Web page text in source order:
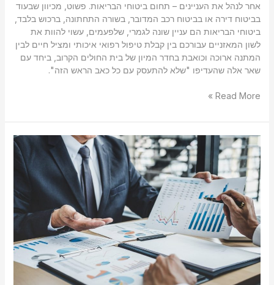
אחר לנהל את העניינים – תחום ביטוחי הבריאות. פשוט, מכיוון שבעוד
בביטוח דירה או בביטוח רכב המדובר, בשורה התחתונה, ברכוש בלבד,
ביטוחי הבריאות הם עניין שונה לגמרי, שלפעמים, עשוי להוות את
לשון המאזניים עבורכם בין קבלת טיפול רפואי איכותי ומציל חיים לבין
המתנה ארוכה וכואבת בחדר המיון של בית החולים הקרוב, ביחד עם
שאר אלה שהעדיפו "שלא להתעסק עם כל כאב הראש הזה".
Read More »
ביטוח
בריאות